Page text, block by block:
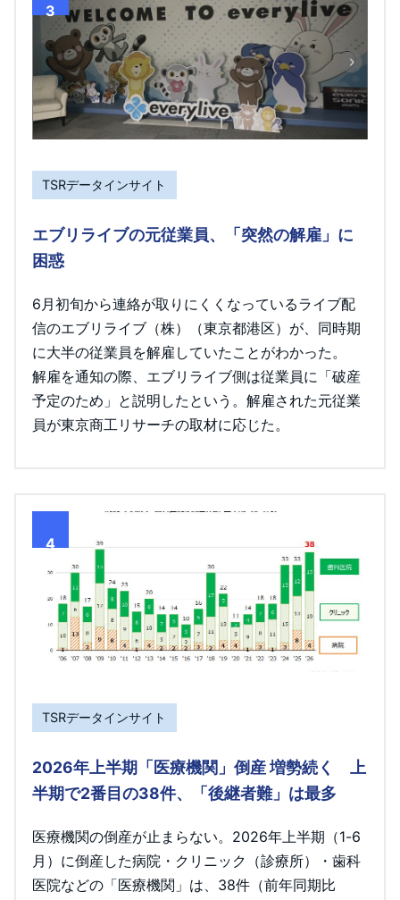
3
TSRデータインサイト
エブリライブの元従業員、「突然の解雇」に
困惑
6月初旬から連絡が取りにくくなっているライブ配
信のエブリライブ（株）（東京都港区）が、同時期
に大半の従業員を解雇していたことがわかった。
解雇を通知の際、エブリライブ側は従業員に「破産
予定のため」と説明したという。解雇された元従業
員が東京商工リサーチの取材に応じた。
4
TSRデータインサイト
2026年上半期「医療機関」倒産 増勢続く 上
半期で2番目の38件、「後継者難」は最多
医療機関の倒産が止まらない。2026年上半期（1-6
月）に倒産した病院・クリニック（診療所）・歯科
医院などの「医療機関」は、38件（前年同期比